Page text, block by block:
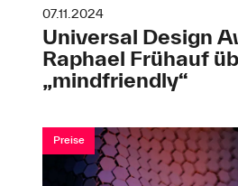
07.11.2024
Universal Design
Raphael Frühauf
„mindfriendly“
Preise